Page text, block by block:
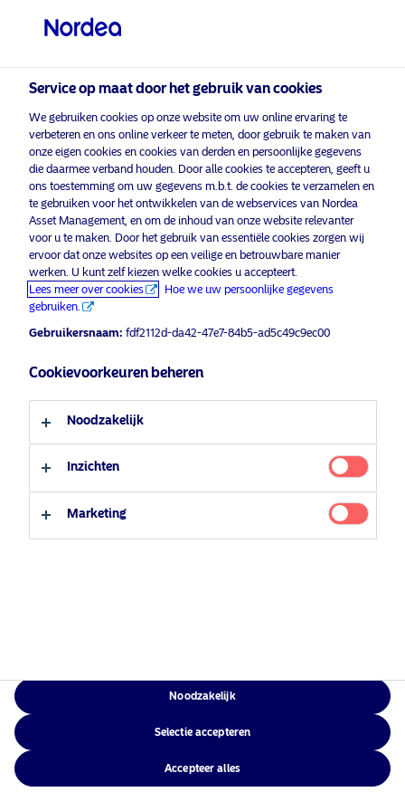
Kies uw beleggersprofiel
Land
België
Taal
Nederlands
Beleggerstype
Professionele belegger
Particuliere belegger
Particuliere belegger
Nordea Asset Management is een van de
grootste vermogensbeheerders in Scandinavië
met een wereldwijde aanwezigheid in Europa,
Noord-Amerika, Zuid-Amerika en Azië.
Toegankelijkheid
Service op maat door het gebruik van cookies
We gebruiken cookies op onze website om uw online ervaring te
verbeteren en ons online verkeer te meten, door gebruik te maken van
onze eigen cookies en cookies van derden en persoonlijke gegevens
die daarmee verband houden. Door alle cookies te accepteren, geeft u
ons toestemming om uw gegevens m.b.t. de cookies te verzamelen en
te gebruiken voor het ontwikkelen van de webservices van Nordea
Asset Management, en om de inhoud van onze website relevanter
voor u te maken. Door het gebruik van essentiële cookies zorgen wij
ervoor dat onze websites op een veilige en betrouwbare manier
werken. U kunt zelf kiezen welke cookies u accepteert.
Lees meer over cookies
Hoe we uw persoonlijke gegevens
gebruiken.
Gebruikersnaam: fdf2112d-da42-47e7-84b5-ad5c49c9ec00
Cookievoorkeuren beheren
Noodzakelijk
Inzichten
Marketing
Noodzakelijk
Selectie accepteren
Accepteer alles